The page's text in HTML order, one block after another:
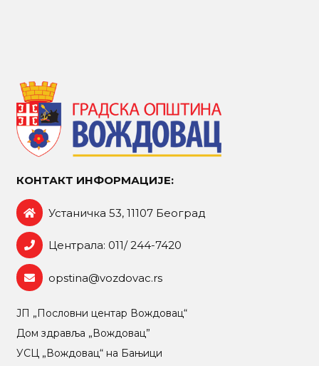
КОНТАКТ ИНФОРМАЦИЈЕ:
Устаничка 53, 11107 Београд
Централа: 011/ 244-7420
opstina@vozdovac.rs
ЈП „Пословни центар Вождовац“
Дом здравља „Вождовац”
УСЦ „Вождовац“ на Бањици